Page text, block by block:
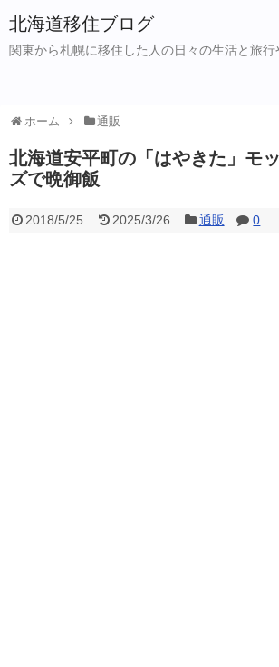
北海道移住ブログ
関東から札幌に移住した人の日々の生活と旅
ホーム 通販
北海道安平町の「はやきた」モ
ズで晩御飯
2018/5/25 2025/3/26 通販 0